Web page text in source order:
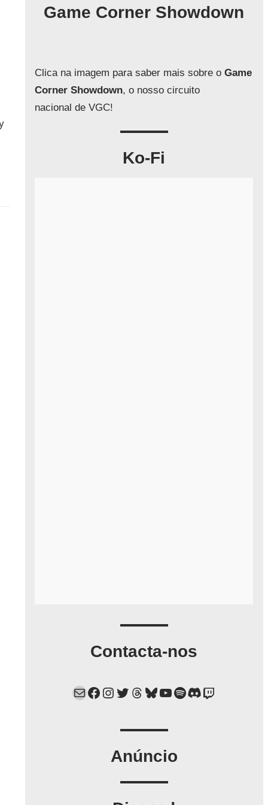
Game Corner Showdown
Clica na imagem para saber mais sobre oGame
Corner Showdown, o nosso circuito
nacional de VGC!
Ko-Fi
Contacta-nos
Mail Facebook Instagram Twitter Threads Bluesky YouTube Spotify Discord Twitch
Anúncio